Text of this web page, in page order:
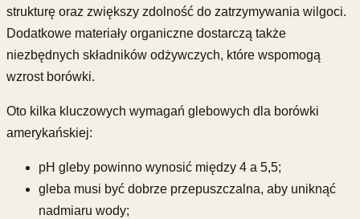
strukturę oraz zwiększy zdolność do zatrzymywania wilgoci.
Dodatkowe materiały organiczne dostarczą także
niezbędnych składników odżywczych, które wspomogą
wzrost borówki.
Oto kilka kluczowych wymagań glebowych dla borówki
amerykańskiej:
pH gleby powinno wynosić między 4 a 5,5;
gleba musi być dobrze przepuszczalna, aby uniknąć
nadmiaru wody;